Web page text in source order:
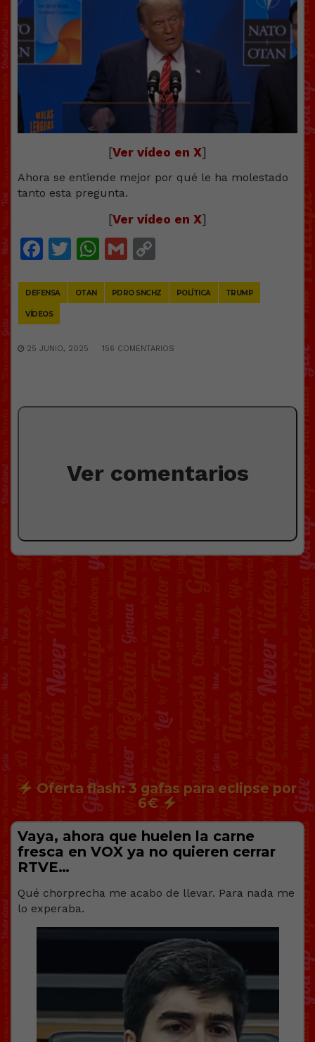
[Ver vídeo en X]
Ahora se entiende mejor por qué le ha molestado
tanto esta pregunta.
[Ver vídeo en X]
Facebook
Twitter
WhatsApp
Gmail
DEFENSA OTAN PDRO SNCHZ POLÍTICA TRUMP
VÍDEOS
25 JUNIO, 2025 156 COMENTARIOS
Ver comentarios
Oferta flash: 3 gafas para eclipse por
6€
Vaya, ahora que huelen la carne
fresca en VOX ya no quieren cerrar
RTVE…
Qué chorprecha me acabo de llevar. Para nada me
lo experaba.